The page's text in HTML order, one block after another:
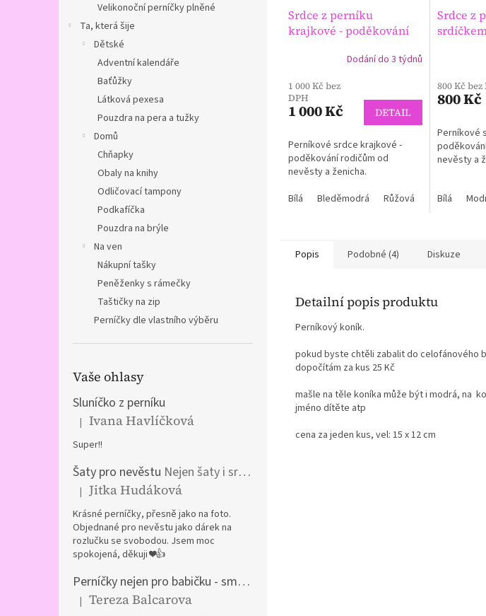
Velikonoční perníčky plněné
Ta, která šije
Dětské
Adventní kalendáře
Baťůžky
Látková pexesa
Pouzdra na pera a tužky
Domů
Chňapky
Obaly na knihy
Odličovací tampony
Podkafíčka
Pouzdra na brýle
Na ven
Nákupní tašky
Peněženky s rámečky
Taštičky na zip
Perníčky dle vlastního výběru
Vaše ohlasy
Sluníčko z perníku
Hodnocení produktu je 5 z 5 hvězdiček.
| Ivana Havlíčková
Super!!
Šaty pro nevěstu Nejen šaty i srdíčka a kočár z perníku
Hodnocení produktu je 5 z 5 hvězdiček.
| Jitka Hudáková
Krásné perníčky, přesně jako na foto.
Objednané pro nevěstu jako dárek na
rozlučku se svobodou. Jsem moc
spokojená, děkuji ❤️👍
Perníčky nejen pro babičku - směs plněných perníčků
Hodnocení produktu je 5 z 5 hvězdiček.
| Tereza Balcarova
Srdce z perníku
krajkové - poděkování
Dodání do 3 týdnů
1 000 Kč bez
DPH
1 000 Kč DETAIL
Perníkové srdce krajkové -
poděkování rodičům od
nevěsty a ženicha.
Bílá
Bleděmodrá Růžová
Srdce z
800 Kč bez
800 Kč
Perníkové
nevěsty a
Bílá
Popis Podobné (4) Diskuze
Detailní popis produktu
Perníkový koník.
pokud byste chtěli zabalit do celofánového
dopočítám za kus 25 Kč
mašle na těle koníka může být i modrá, na
jméno dítěte atp
cena za jeden kus, vel: 15 x 12 cm